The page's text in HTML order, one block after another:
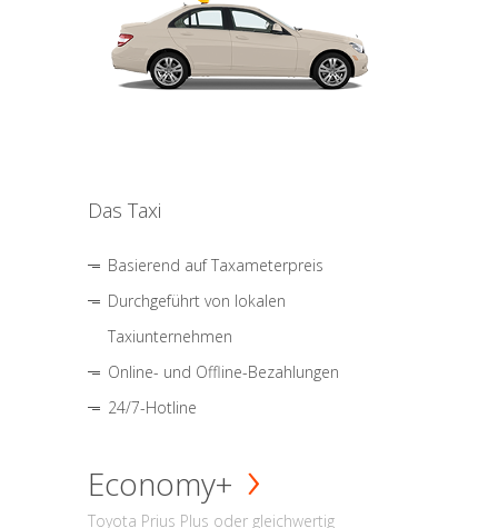
Das Taxi
Basierend auf Taxameterpreis
Durchgeführt von lokalen
Taxiunternehmen
Online- und Offline-Bezahlungen
24/7-Hotline
Economy+
Toyota Prius Plus oder gleichwertig